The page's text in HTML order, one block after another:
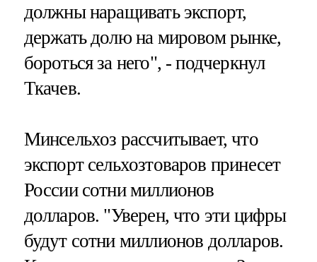
должны наращивать экспорт,
держать долю на мировом рынке,
бороться за него", - подчеркнул
Ткачев.
Минсельхоз рассчитывает, что
экспорт сельхозтоваров принесет
России сотни миллионов
долларов. "Уверен, что эти цифры
будут сотни миллионов долларов.